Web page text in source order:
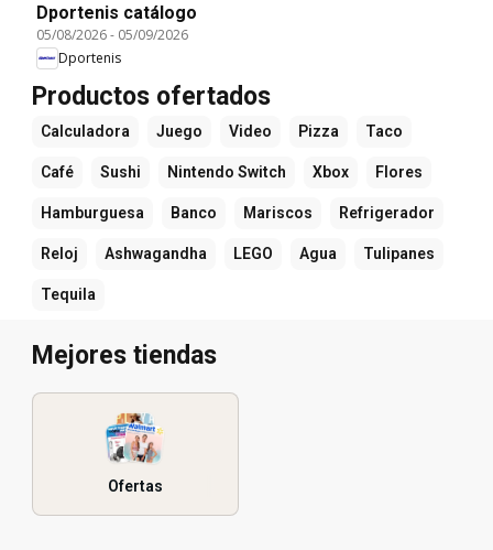
Dportenis catálogo
05/08/2026- 05/09/2026
Dportenis
Productos ofertados
Calculadora Juego Video Pizza Taco
Café Sushi Nintendo Switch Xbox Flores
Hamburguesa Banco Mariscos Refrigerador
Reloj Ashwagandha LEGO Agua Tulipanes
Tequila
Mejores tiendas
Ofertas